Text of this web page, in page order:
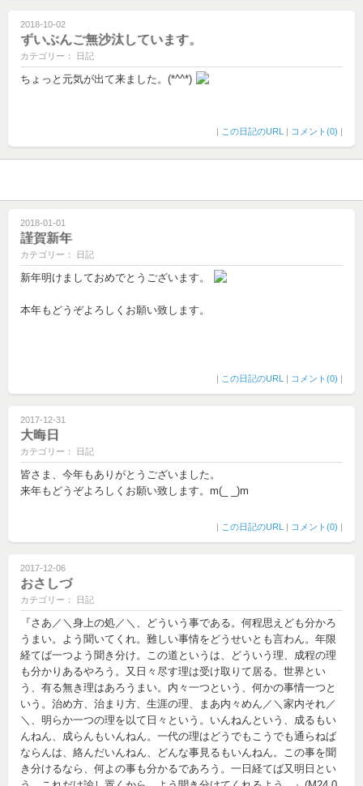
2018-10-02
ずいぶんご無沙汰しています。
カテゴリー： 日記
ちょっと元気が出て来ました。(*^^*)
| この日記のURL | コメント(0) |
2018-01-01
謹賀新年
カテゴリー： 日記
新年明けましておめでとうございます。
本年もどうぞよろしくお願い致します。
| この日記のURL | コメント(0) |
2017-12-31
大晦日
カテゴリー： 日記
皆さま、今年もありがとうございました。
来年もどうぞよろしくお願い致します。m(_ _)m
| この日記のURL | コメント(0) |
2017-12-06
おさしづ
カテゴリー： 日記
『さあ／＼身上の処／＼、どういう事である。何程思えども分かろ
うまい。よう聞いてくれ。難しい事情をどうせいとも言わん。年限
経てば一つよう聞き分け。この道というは、どういう理、成程の理
も分かりあるやろう。又日々尽す理は受け取りて居る。世界とい
う、有る無き理はあろうまい。内々一つという、何かの事情一つと
いう。治め方、治まり方、生涯の理、まあ内々めん／＼家内それ／
＼、明らか一つの理を以て日々という。いんねんという、成るもい
んねん、成らんもいんねん。一代の理はどうでもこうでも通らねば
ならんは、絡んだいんねん、どんな事見るもいんねん。この事を聞
き分けるなら、何よの事も分かるであろう。一日経てば又明日とい